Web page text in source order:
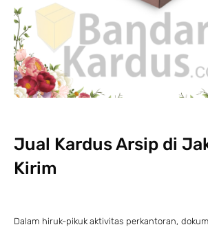
Jual Kardus Arsip di
Kirim
Dalam hiruk-pikuk aktivitas perkantoran,